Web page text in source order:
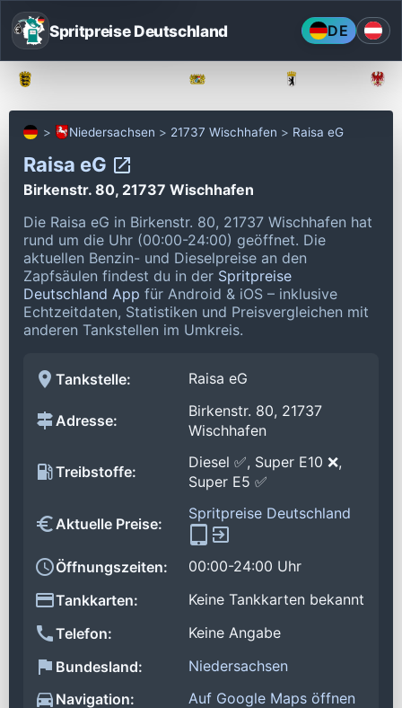
Spritpreise Deutschland DE
Niedersachsen 21737 Wischhafen Raisa eG
Raisa eG
Birkenstr. 80, 21737 Wischhafen
Die Raisa eG in Birkenstr. 80, 21737 Wischhafen hat
rund um die Uhr (00:00-24:00) geöffnet. Die
aktuellen Benzin- und Dieselpreise an den
Zapfsäulen findest du in der Spritpreise
Deutschland App für Android & iOS – inklusive
Echtzeitdaten, Statistiken und Preisvergleichen mit
anderen Tankstellen im Umkreis.
Tankstelle: Raisa eG
Adresse:
Birkenstr. 80, 21737
Wischhafen
Treibstoffe:
Diesel ✅, Super E10 ❌,
Super E5 ✅
Aktuelle Preise:
Spritpreise Deutschland
Öffnungszeiten:
00:00-24:00 Uhr
Tankkarten:
Keine Tankkarten bekannt
Telefon:
Keine Angabe
Bundesland:
Niedersachsen
Navigation:
Auf Google Maps öffnen